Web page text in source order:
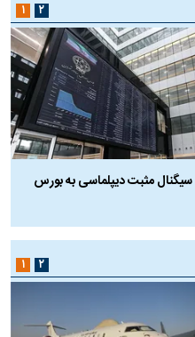
سیگنال مثبت دیپلماسی به بورس
۱ ۲
۱ ۲